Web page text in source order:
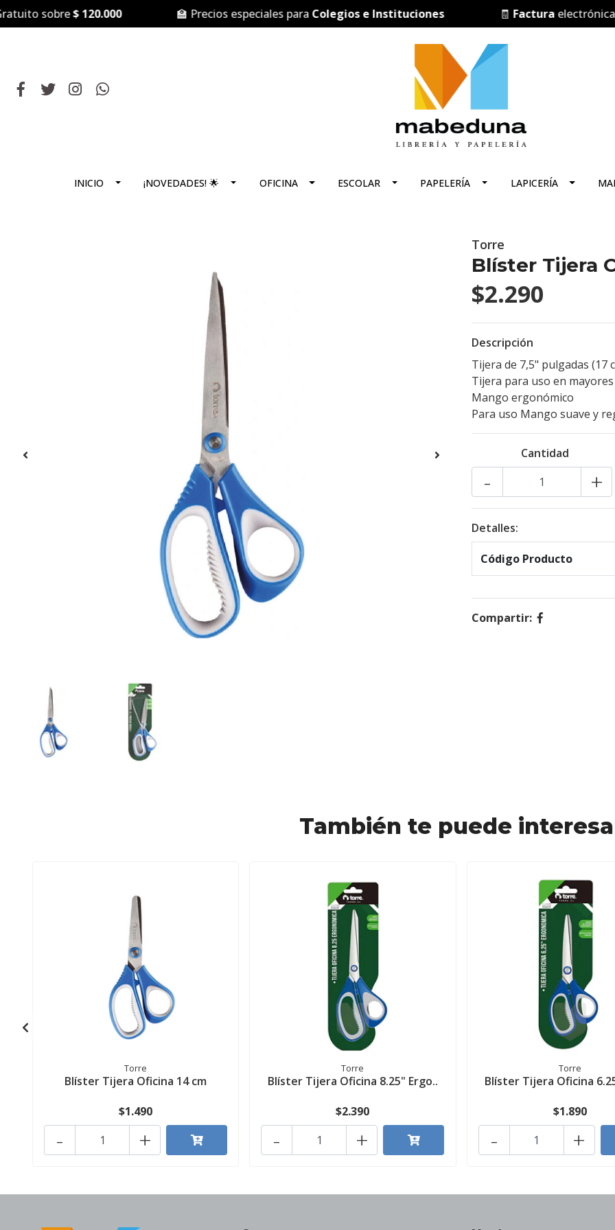
sobre$ 120.000 🏫 Precios especiales paraColegios e Instituciones Facturaelectrónica
INICIO ¡NOVEDADES! 🌟 OFICINA ESCOLAR PAPELERÍA LAPICERÍA
Torre
Blíster Tijera
$2.290
Descripción
Tijera de 7,5" pulgadas (17
Tijera para uso en
Mango ergonómico
Para uso Mango suave y
Cantidad
+
-
Detalles:
Código Producto
Compartir:
También te puede
Torre
Blíster Tijera Oficina 14 cm
$1.490
+
-
Torre
Blíster Tijera Oficina 8.25" Ergo..
$2.390
+
-
Torre
Blíster Tijera Oficina
$1.890
+
-